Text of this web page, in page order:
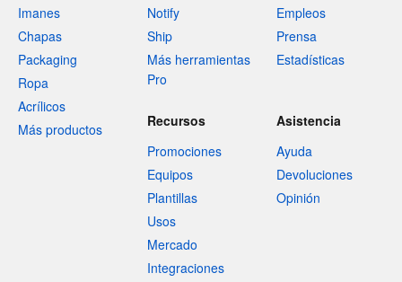
Imanes
Chapas
Packaging
Ropa
Acrílicos
Más productos
Notify
Ship
Más herramientas
Pro
Empleos
Prensa
Estadísticas
Recursos
Promociones
Equipos
Plantillas
Usos
Mercado
Integraciones
Asistencia
Ayuda
Devoluciones
Opinión